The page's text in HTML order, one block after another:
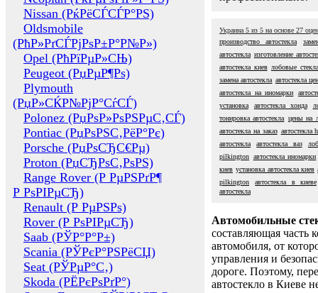
Nissan (РќРёСЃСЃР°РЅ)
Oldsmobile
(РћР»РґСЃРјРѕР±Р°Р№Р»)
Opel (РћРїРµР»СЊ)
Peugeot (РџРµР¶Рѕ)
Plymouth
(РџР»СЌР№РјР°СѓСЃ)
Polonez (РџРѕР»РѕРЅРµС‚СЃ)
Pontiac (РџРѕРЅС‚РёР°Рє)
Porsche (РџРѕСЂС€Рµ)
Proton (РџСЂРѕС‚РѕРЅ)
Range Rover (Р РµРЅРґР¶
Р РѕРІРµСЂ)
Renault (Р РµРЅРѕ)
Rover (Р РѕРІРµСЂ)
Saab (РЎР°Р°Р±)
Scania (РЎРєР°РЅРёСЏ)
Seat (РЎРµР°С‚)
Skoda (РЁРєРѕРґР°)
Украина 5 из 5 на основе 27
производство автостекла
автостекла изготовление
автостекла киев лобовые
замена автостекла автостекла
автостекла на иномарки
установка
автостекла хонда
тонировка автостекла цены на
автостекла на заказ автостекла
автостекла
автостекла ваз
pilkington автостекла иномарки
киев установка автостекла киев
pilkington
автостекла в киеве
автостекла
Автомобильные
составляющая часть
автомобиля, от
управления и
дороге. Поэтому,
автостекло в Киеве